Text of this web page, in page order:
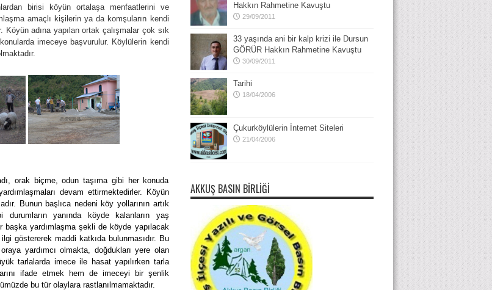
birisi köyün ortalaşa menfaatlerini ve
amaçlı kişilerin ya da komşuların kendi
Köyün adına yapılan ortak çalışmalar çok sık
imeceye başvurulur. Köylülerin kendi
orak biçme, odun taşıma gibi her konuda
devam ettirmektedirler. Köyün
Bunun başlıca nedeni köy yollarının artık
durumların yanında köyde kalanların yaş
başka yardımlaşma şekli de köyde yapılacak
göstererek maddi katkıda bulunmasıdır. Bu
oraya yardımcı olmakta, doğdukları yere olan
tarlalarda imece ile hasat yapılırken tarla
ifade etmek hem de imeceyi bir şenlik
bu tür olaylara rastlanılmamaktadır.
Hakkın Rahmetine Kavuştu
29/09/2011
33 yaşında ani bir kalp krizi ile Dursun
GÖRÜR Hakkın Rahmetine Kavuştu
30/09/2011
Tarihi
18/04/2006
Çukurköylülerin İnternet Siteleri
21/04/2006
AKKUŞ BASIN BIRLIĞI